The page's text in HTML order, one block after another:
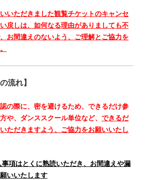
いただきました観覧チケットのキャンセ
戻しは、如何なる理由がありましても不
お間違えのないよう、ご理解とご協力を
流れ】
の際に、密を避けるため、できるだけ参
や、ダンススクール単位など、 できるだ
ただきますよう、ご協力をお願いいたし
項はとくに熟読いただき、お間違えや漏
いいたします